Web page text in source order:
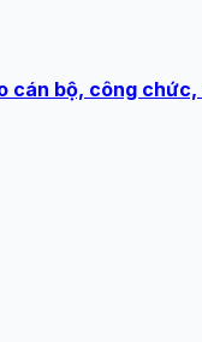
cán bộ, công